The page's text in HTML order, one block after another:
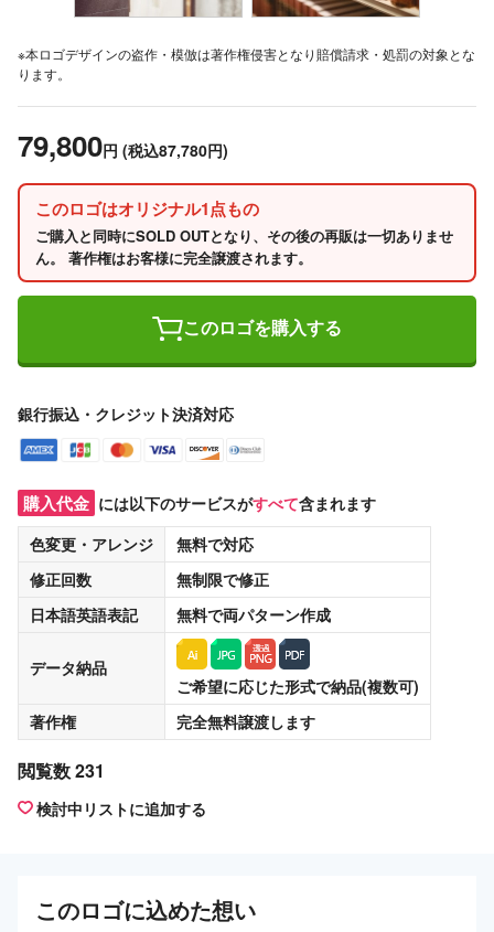
※本ロゴデザインの盗作・模倣は著作権侵害となり賠償請求・処罰の対象とな
ります。
79,800円 (税込87,780円)
このロゴはオリジナル1点もの
ご購入と同時にSOLD OUTとなり、その後の再販は一切ありませ
ん。 著作権はお客様に完全譲渡されます。
このロゴを購入する
銀行振込・クレジット決済対応
購入代金 には以下のサービスがすべて含まれます
色変更・アレンジ
無料で対応
修正回数
無制限で修正
日本語英語表記
無料で両パターン作成
データ納品
ご希望に応じた形式で納品(複数可)
著作権
完全無料譲渡します
閲覧数 231
検討中リストに追加する
このロゴに込めた想い